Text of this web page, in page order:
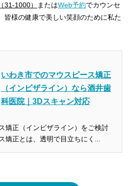
31-1000） またはWeb予約でカウンセ
皆様の健康で美しい笑顔のために私た
いわき市でのマウスピース矯正
（インビザライン）なら酒井歯
科医院｜3Dスキャン対応
矯正（インビザライン）をご検討
矯正とは、透明で目立ちにく...